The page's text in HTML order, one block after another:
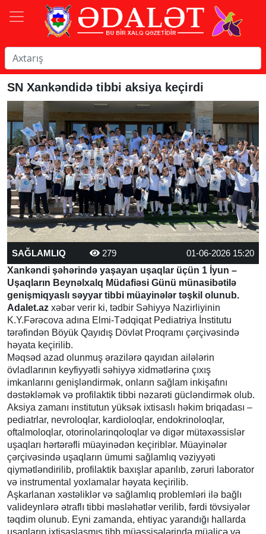
SN Xankəndidə tibbi aksiya keçirdi
SAĞLAMLIQ 279
01-06-2026 15:20
Xankəndi şəhərində yaşayan uşaqlar üçün 1 İyun –
Uşaqların Beynəlxalq Müdafiəsi Günü münasibətilə
genişmiqyaslı səyyar tibbi müayinələr təşkil olunub.
Adalet.az xəbər verir ki, tədbir Səhiyyə Nazirliyinin
K.Y.Fərəcova adına Elmi-Tədqiqat Pediatriya İnstitutu
tərəfindən Böyük Qayıdış Dövlət Proqramı çərçivəsində
həyata keçirilib.
Məqsəd azad olunmuş ərazilərə qayıdan ailələrin
övladlarının keyfiyyətli səhiyyə xidmətlərinə çıxış
imkanlarını genişləndirmək, onların sağlam inkişafını
dəstəkləmək və profilaktik tibbi nəzarəti gücləndirmək olub.
Aksiya zamanı institutun yüksək ixtisaslı həkim briqadası –
pediatrlar, nevroloqlar, kardioloqlar, endokrinoloqlar,
oftalmoloqlar, otorinolarinqoloqlar və digər mütəxəssislər
uşaqları hərtərəfli müayinədən keçiriblər. Müayinələr
çərçivəsində uşaqların ümumi sağlamlıq vəziyyəti
qiymətləndirilib, profilaktik baxışlar aparılıb, zəruri laborator
və instrumental yoxlamalar həyata keçirilib.
Aşkarlanan xəstəliklər və sağlamlıq problemləri ilə bağlı
valideynlərə ətraflı tibbi məsləhətlər verilib, fərdi tövsiyələr
təqdim olunub. Eyni zamanda, ehtiyac yarandığı hallarda
uşaqların ixtisaslaşmış tibb müəssisələrində müalicə və